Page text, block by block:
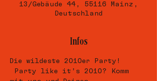
13/Gebäude 44, 55116 Mainz,
Deutschland
Infos
Die wildeste 2010er Party!
Party like it’s 2010? Komm